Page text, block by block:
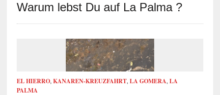
Warum lebst Du auf La Palma ?
EL HIERRO, KANAREN-KREUZFAHRT, LA GOMERA, LA
PALMA